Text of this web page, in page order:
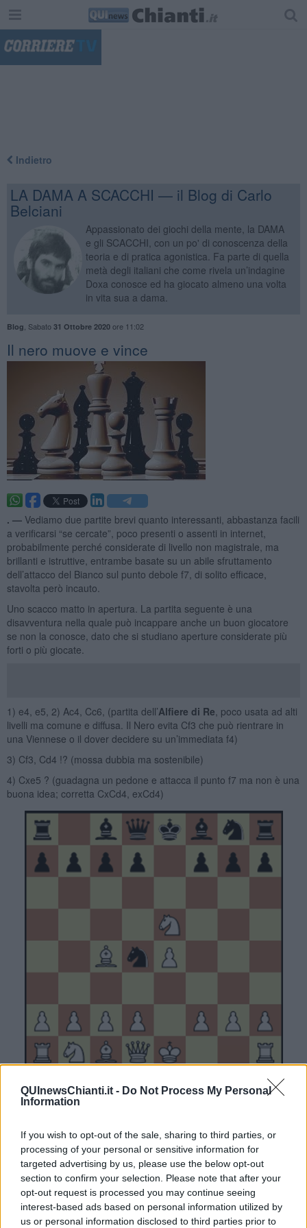
QUInewsChianti.it - Do Not Process My Personal
Information
If you wish to opt-out of the sale, sharing to third parties, or
processing of your personal or sensitive information for
targeted advertising by us, please use the below opt-out
section to confirm your selection. Please note that after your
opt-out request is processed you may continue seeing
interest-based ads based on personal information utilized by
us or personal information disclosed to third parties prior to
Indietro
LA DAMA A SCACCHI — il Blog di Carlo
Belciani
Appassionato dei giochi della mente, la DAMA
e gli SCACCHI, con un po' di conoscenza della
teoria e di pratica agonistica. Fa parte di quella
metà degli italiani che come rivela un’indagine
Doxa conosce ed ha giocato almeno una volta
in vita sua a dama.
Blog Sabato 31 Ottobre 2020ore 11:02
Il nero muove e vince
. — Vediamo due partite brevi quanto interessanti, abbastanza facili
a verificarsi “se cercate”, poco presenti o assenti in internet,
probabilmente perché considerate di livello non magistrale, ma
brillanti e istruttive, entrambe basate su un abile sfruttamento
dell’attacco del Bianco sul punto debole f7, di solito efficace,
stavolta però incauto.
Uno scacco matto in apertura. La partita seguente è una
disavventura nella quale può incappare anche un buon giocatore
se non la conosce, dato che si studiano aperture considerate più
forti o più giocate.
1) e4, e5, 2) Ac4, Cc6, (partita dell’Alfiere di Re , poco usata ad alti
livelli ma comune e diffusa. Il Nero evita Cf3 che può rientrare in
una Viennese o il dover decidere su un’immediata f4)
3) Cf3, Cd4 !? (mossa dubbia ma sostenibile)
4) Cxe5 ? (guadagna un pedone e attacca il punto f7 ma non è una
buona idea; corretta CxCd4, exCd4)
Il Nero muove. Qual è la migliore?
… Dg4 ! (La risposta del Nero che mette il Bianco in difficoltà)
Torre ma cade fino in fondo nella trappola)
…Dxg2
6) Tf1 (forzata) Dxe4 +
7) Ae2 (per non perdere la Donna) Cxf3 ± matto ! (sfruttando
l’inchiodatura dell’Alfiere:matto affogato, il Re non ha case libere
intorno a sé).